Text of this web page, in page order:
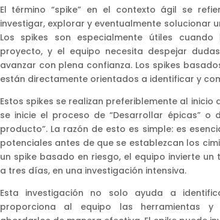
El término “spike” en el contexto ágil se
investigar, explorar y eventualmente solucionar
Los spikes son especialmente útiles
proyecto, y el equipo necesita despejar
avanzar con plena confianza. Los spikes
están directamente orientados a identificar y
Estos spikes se realizan preferiblemente al
se inicie el proceso de “Desarrollar épicas” o
producto”. La razón de esto es simple: es
potenciales antes de que se establezcan los
un spike basado en riesgo, el equipo invierte
a tres días, en una investigación intensiva.
Esta investigación no solo ayuda a
proporciona al equipo las herramientas y